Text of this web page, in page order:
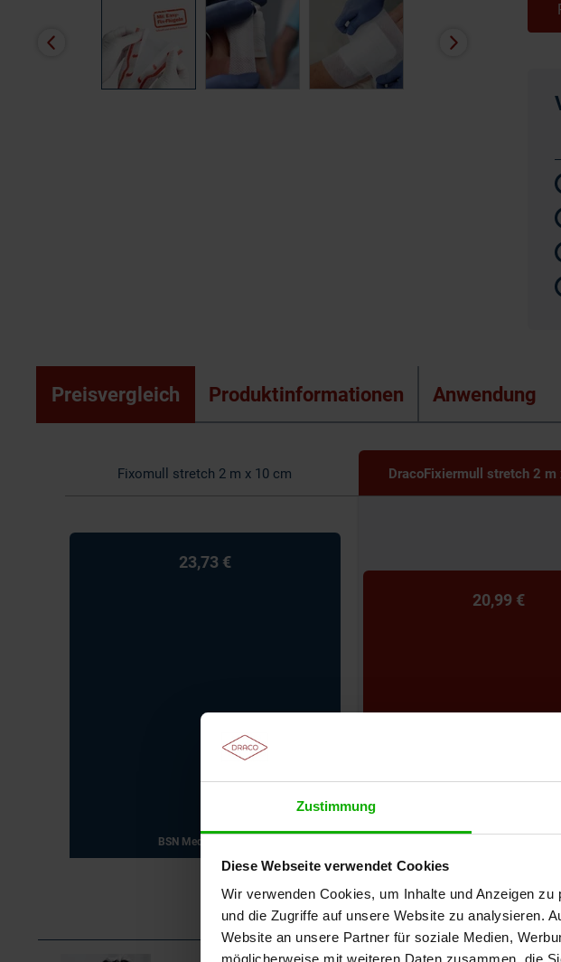
Zustimmung
Diese Webseite verwendet Cookies
Wir verwenden Cookies, um Inhalte und Anzeigen
und die Zugriffe auf unsere Website zu analysieren.
Website an unsere Partner für soziale Medien,
Preisvergleich Produktinformationen Anwendung
Fixomull stretch 2 m x 10 cm DracoFixiermull stretch 2 m
23,73 €
BSN Medical GmbH
20,99 €